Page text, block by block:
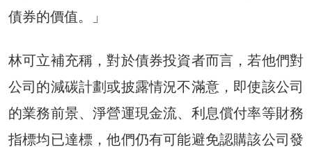
債券的價值。」
林可立補充稱，對於債券投資者而言，若他們對
公司的減碳計劃或披露情況不滿意，即使該公司
的業務前景、淨營運現金流、利息償付率等財務
指標均已達標，他們仍有可能避免認購該公司發